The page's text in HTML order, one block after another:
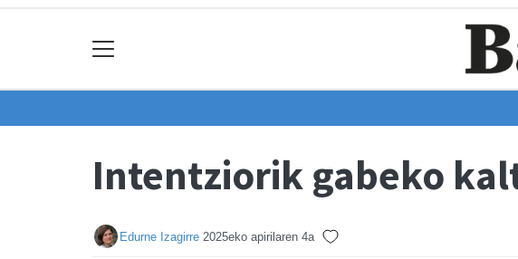
Intentziorik gabeko
Edurne Izagirre 2025eko apirilaren 4a